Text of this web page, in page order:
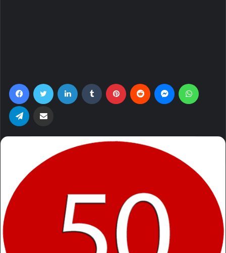
FacebookTwitter LinkedIn Tumblr Pinterest Reddit Messenger
Telegram Share via Email